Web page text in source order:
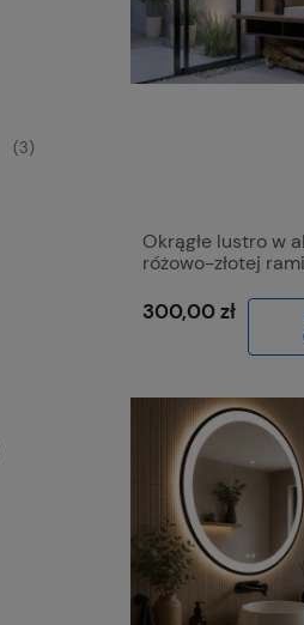
(3)
Okrągłe lustro w
różowo-złotej
300,00 zł